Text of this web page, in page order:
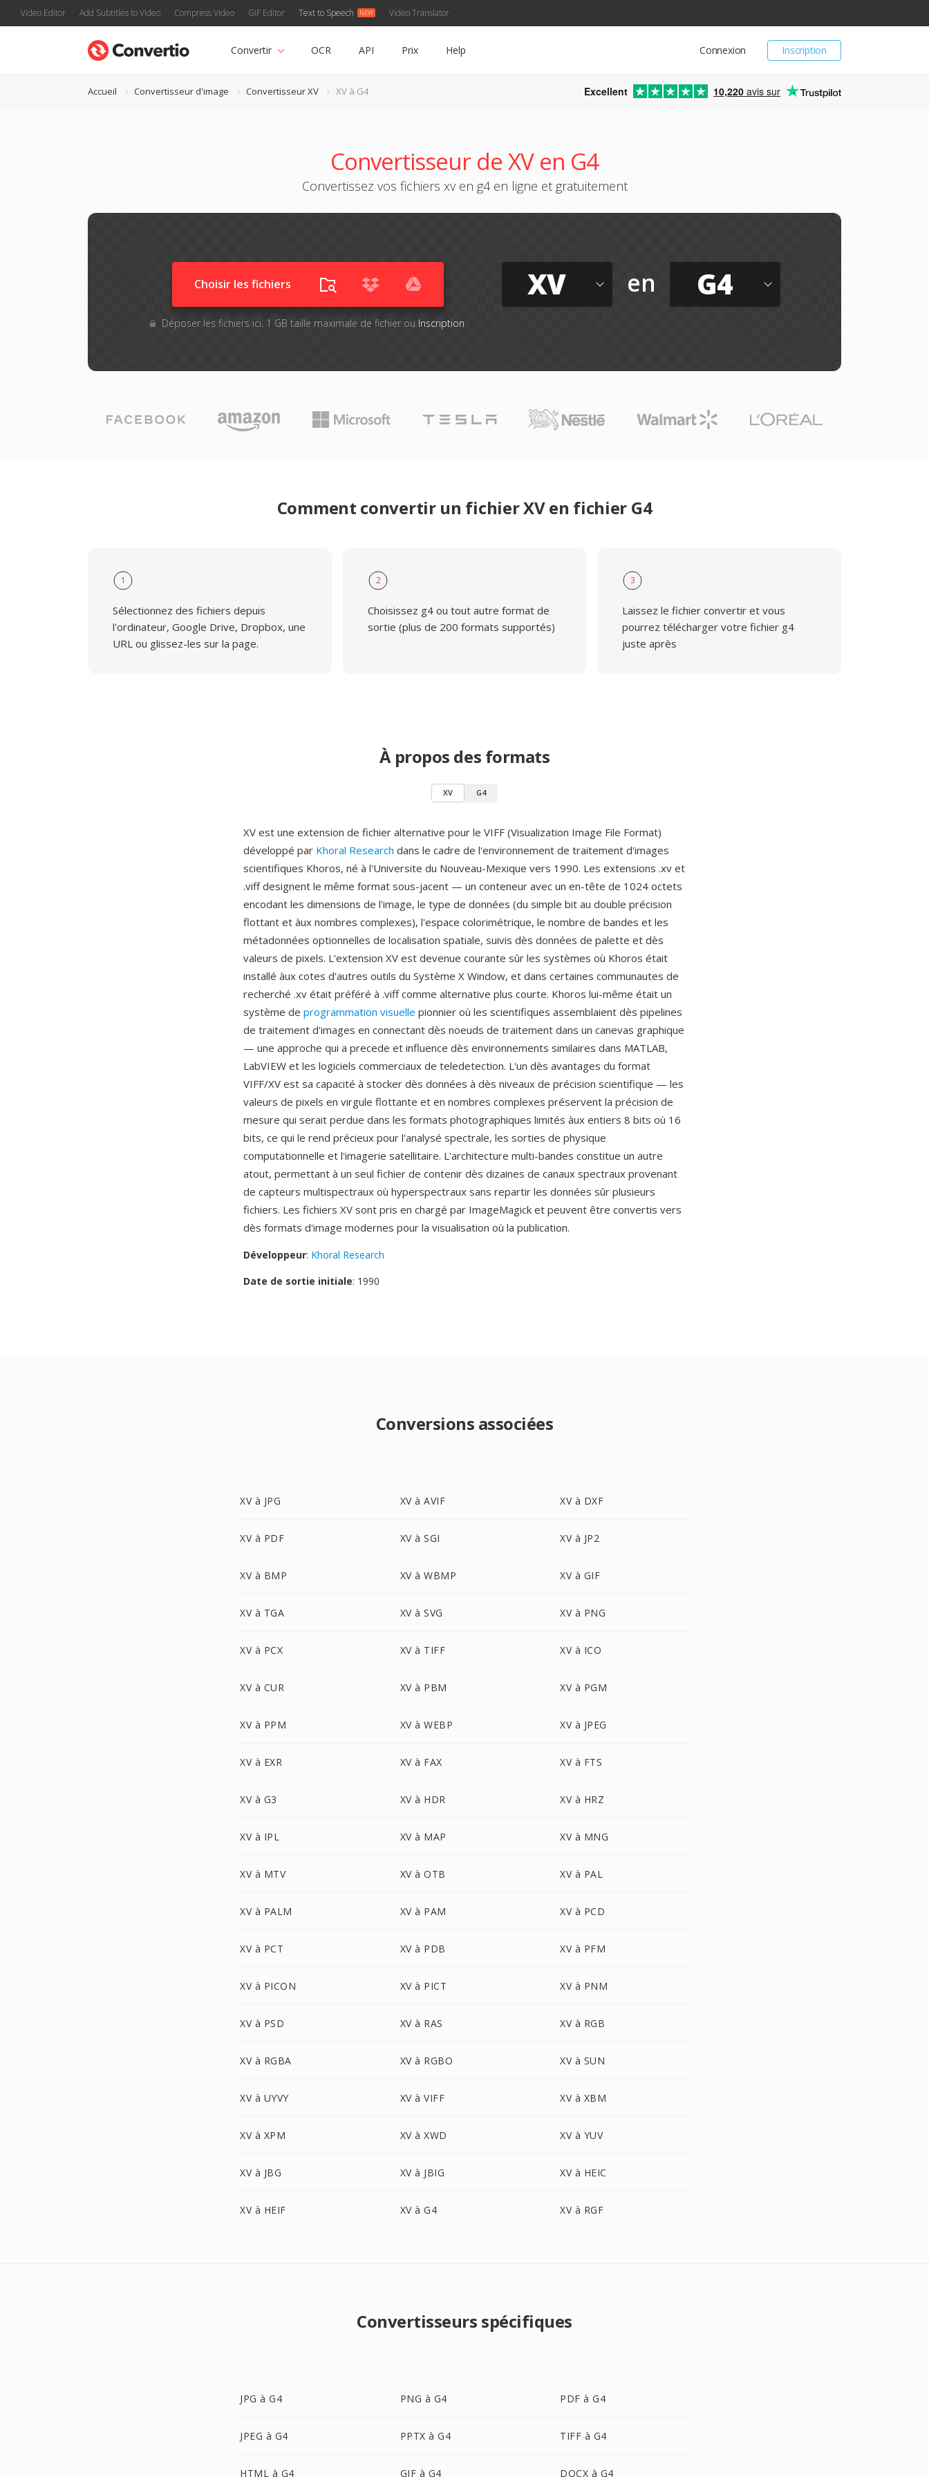
Video Editor Add Subtitles to Video Compress Video GIF Editor Text to Speech Video Translator
Inscription
Connexion
Convertir OCR API Prix Help
Accueil Convertisseur d'image Convertisseur XV XV à G4 Excellent 10,220 avis sur
Convertisseur de XV en G4
Convertissez vos fichiers xv en g4 en ligne et gratuitement
Choisir les fichiers
Déposer les fichiers ici. 1 GB taille maximale de fichier ou Inscription
XV en G4
Comment convertir un fichier XV en fichier G4
1
Sélectionnez des fichiers depuis
l'ordinateur, Google Drive, Dropbox, une
URL ou glissez-les sur la page.
2
Choisissez g4 ou tout autre format de
sortie (plus de 200 formats supportés)
3
Laissez le fichier convertir et vous
pourrez télécharger votre fichier g4
juste après
À propos des formats
XV G4
XV est une extension de fichier alternative pour le VIFF (Visualization Image File Format)
développé par Khoral Research dans le cadre de l'environnement de traitement d'images
scientifiques Khoros, né à l'Universite du Nouveau-Mexique vers 1990. Les extensions .xv et
.viff designent le même format sous-jacent — un conteneur avec un en-tête de 1024 octets
encodant les dimensions de l'image, le type de données (du simple bit au double précision
flottant et àux nombres complexes), l'espace colorimétrique, le nombre de bandes et les
métadonnées optionnelles de localisation spatiale, suivis dès données de palette et dès
valeurs de pixels. L'extension XV est devenue courante sûr les systèmes où Khoros était
installé àux cotes d'autres outils du Système X Window, et dans certaines communautes de
recherché .xv était préféré à .viff comme alternative plus courte. Khoros lui-même était un
système de programmation visuelle pionnier où les scientifiques assemblaient dès pipelines
de traitement d'images en connectant dès noeuds de traitement dans un canevas graphique
— une approche qui a precede et influence dès environnements similaires dans MATLAB,
LabVIEW et les logiciels commerciaux de teledetection. L'un dès avantages du format
VIFF/XV est sa capacité à stocker dès données à dès niveaux de précision scientifique — les
valeurs de pixels en virgule flottante et en nombres complexes préservent la précision de
mesure qui serait perdue dans les formats photographiques limités àux entiers 8 bits où 16
bits, ce qui le rend précieux pour l'analysé spectrale, les sorties de physique
computationnelle et l'imagerie satellitaire. L'architecture multi-bandes constitue un autre
atout, permettant à un seul fichier de contenir dès dizaines de canaux spectraux provenant
de capteurs multispectraux où hyperspectraux sans repartir les données sûr plusieurs
fichiers. Les fichiers XV sont pris en chargé par ImageMagick et peuvent être convertis vers
dès formats d'image modernes pour la visualisation où la publication.
Développeur: Khoral Research
Date de sortie initiale: 1990
Conversions associées
XV à JPG XV à AVIF XV à DXF
XV à PDF XV à SGI XV à JP2
XV à BMP XV à WBMP XV à GIF
XV à TGA XV à SVG XV à PNG
XV à PCX XV à TIFF XV à ICO
XV à CUR XV à PBM XV à PGM
XV à PPM XV à WEBP XV à JPEG
XV à EXR XV à FAX XV à FTS
XV à G3 XV à HDR XV à HRZ
XV à IPL XV à MAP XV à MNG
XV à MTV XV à OTB XV à PAL
XV à PALM XV à PAM XV à PCD
XV à PCT XV à PDB XV à PFM
XV à PICON XV à PICT XV à PNM
XV à PSD XV à RAS XV à RGB
XV à RGBA XV à RGBO XV à SUN
XV à UYVY XV à VIFF XV à XBM
XV à XPM XV à XWD XV à YUV
XV à JBG XV à JBIG XV à HEIC
XV à HEIF XV à G4 XV à RGF
Convertisseurs spécifiques
JPG à G4 PNG à G4 PDF à G4
JPEG à G4 PPTX à G4 TIFF à G4
HTML à G4 GIF à G4 DOCX à G4